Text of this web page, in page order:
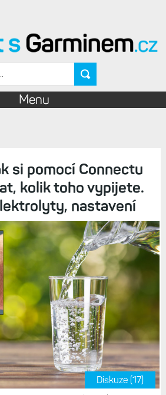
Menu
si pomocí Connectu
kolik toho vypijete.
nastavení
Diskuze (17)